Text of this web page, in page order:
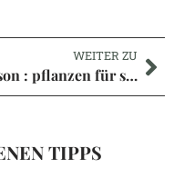
WEITER ZU
Maison : pflanzen für sonnigen standort – verwandle balkon in sonnentraum
TIPPS